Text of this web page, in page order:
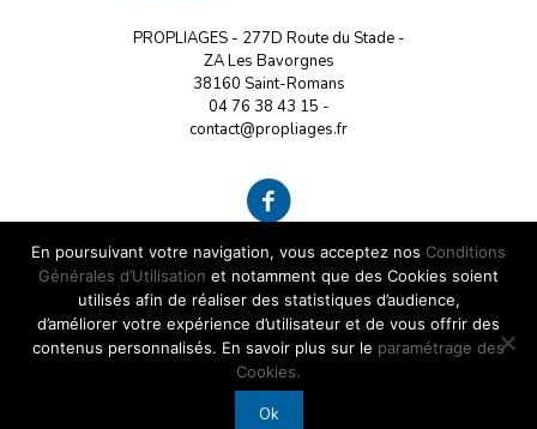
PROPLIAGES - 277D Route du Stade -
ZA Les Bavorgnes
38160 Saint-Romans
04 76 38 43 15 -
contact@propliages.fr
© 2018 Pro Pliages - Tous droits réservés | Réalisé par
LICOM Développement
En poursuivant votre navigation, vous acceptez nos Conditions
Générales d’Utilisation et notamment que des Cookies soient
utilisés afin de réaliser des statistiques d’audience,
d’améliorer votre expérience d’utilisateur et de vous offrir des
contenus personnalisés. En savoir plus sur le paramétrage des
Cookies.
Ok